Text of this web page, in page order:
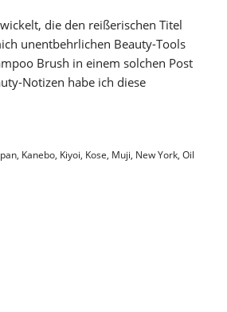
die den reißerischen Titel
unentbehrlichen Beauty-Tools
Brush in einem solchen Post
Notizen habe ich diese
, Kanebo, Kiyoi, Kose, Muji, New York, Oil